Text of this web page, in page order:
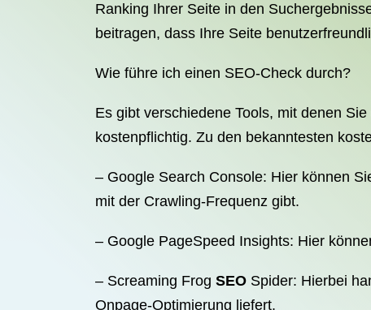
Ranking Ihrer Seite in den
beitragen, dass Ihre Seite
Wie führe ich einen SEO-Check durch?
Es gibt verschiedene Tools, mit denen
kostenpflichtig. Zu den bekanntesten
– Google Search Console: Hier können
mit der Crawling-Frequenz gibt.
– Google PageSpeed Insights: Hier
– Screaming Frog SEO Spider: Hierbei
Onpage-Optimierung liefert.